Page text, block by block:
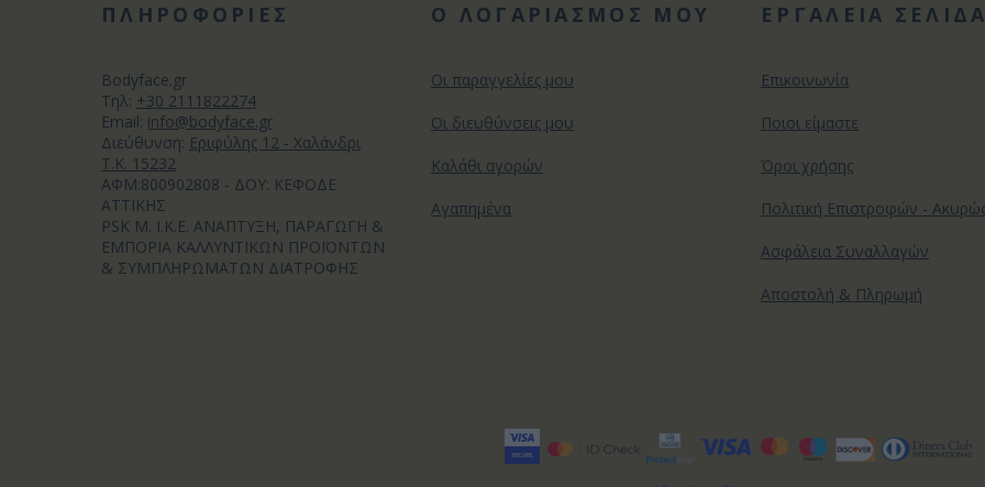
ΠΛΗΡΟΦΟΡΙΕΣ
Bodyface.gr
Tηλ: +30 2111822274
Email: info@bodyface.gr
Διεύθυνση: Εριφύλης 12 - Χαλάνδρι
Τ.Κ. 15232
ΑΦΜ:800902808 - ΔΟΥ: ΚΕΦΟΔΕ
ΑΤΤΙΚΗΣ
PSK M. I.K.E. ΑΝΑΠΤΥΞΗ, ΠΑΡΑΓΩΓΗ &
ΕΜΠΟΡΙΑ ΚΑΛΛΥΝΤΙΚΩΝ ΠΡΟΪΟΝΤΩΝ
& ΣΥΜΠΛΗΡΩΜΑΤΩΝ ΔΙΑΤΡΟΦΗΣ
Ο ΛΟΓΑΡΙΑΣΜΟΣ ΜΟΥ
Οι παραγγελίες μου
Οι διευθύνσεις μου
Καλάθι αγορών
Αγαπημένα
ΕΡΓΑΛΕΙΑ
Επικοινωνία
Ποιοι είμαστε
Όροι χρήσης
Πολιτική Επιστροφών -
Ασφάλεια Συναλλαγών
Αποστολή & Πληρωμή